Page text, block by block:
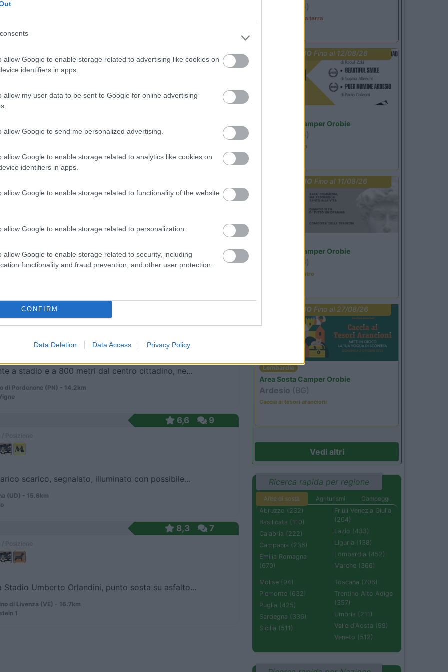
allow Google to enable storage related to advertising like cookies on
identifiers in apps.
allow my user data to be sent to Google for online advertising
allow Google to send me personalized advertising.
allow Google to enable storage related to analytics like cookies on
identifiers in apps.
allow Google to enable storage related to functionality of the website
allow Google to enable storage related to personalization.
allow Google to enable storage related to security, including
functionality and fraud prevention, and other user protection.
CONFIRM
Data Deletion Data Access Privacy Policy
Posizione
cimitero, punto sosta su asfalto, misto auto, g...
0
di Madonna di Rosa, con ombra e acqua
circa dal centro, azienda agricola vitivinicola co...
Posizione
a stadio e a 800 metri dal centro cittadino, ne...
di Pordenone (PN) - 14.2km
6,6 9
scarico, segnalato, illuminato con possibile...
(UD) - 15.6km
8,3 7
Stadio Umberto Orlandini, punto sosta su asfalto...
di Livenza (VE) - 16.7km
1
(BG)
A levar l'ombra da terra
PROMO Fino al 12/08/26
Area Sosta Camper Orobie
(BG)
Estate in cineteca
PROMO Fino al 11/08/26
Area Sosta Camper Orobie
(BG)
Incontri con il teatro
PROMOFino al 27/08/26
Lombardia
Area Sosta Camper Orobie
Ardesio (BG)
Caccia ai tesori arancioni
Vedi altri
Ricerca rapida per regione
Aree di sosta Agriturismi
Campeggi
Abruzzo (232)
Basilicata (110)
Calabria (222)
Campania (236)
Emilia Romagna
(670)
Friuli Venezia Giulia
(204)
Lazio (433)
Liguria (138)
Lombardia (452)
Marche (366)
Molise (94)
Piemonte (632)
Puglia (425)
Sardegna (336)
Sicilia (511)
Toscana (706)
Trentino Alto Adige
(357)
Umbria (211)
Valle d'Aosta (99)
Veneto (512)